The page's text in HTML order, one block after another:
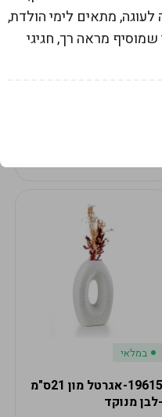
במלאי
19615-אגרטל מון 21ס"מ
-לבן מנוקד
לעוגה, מתאים לימי הולדת,
שמוסיף מראה רך, חגיגי